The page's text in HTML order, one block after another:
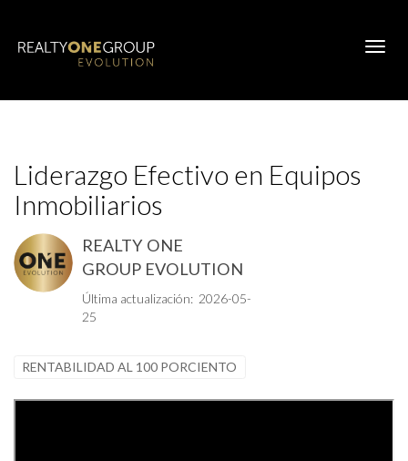
Liderazgo Efectivo en Equipos
Inmobiliarios
REALTY ONE
GROUP EVOLUTION
Última actualización: 2026-05-
25
RENTABILIDAD AL 100 PORCIENTO